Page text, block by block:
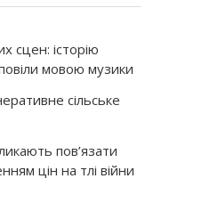
сцен: історію
мовою музики
сільське
пов’язати
цін на тлі війни